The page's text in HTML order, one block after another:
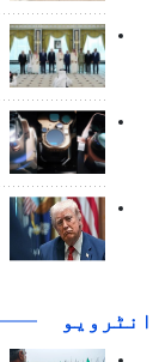
انٹرويو